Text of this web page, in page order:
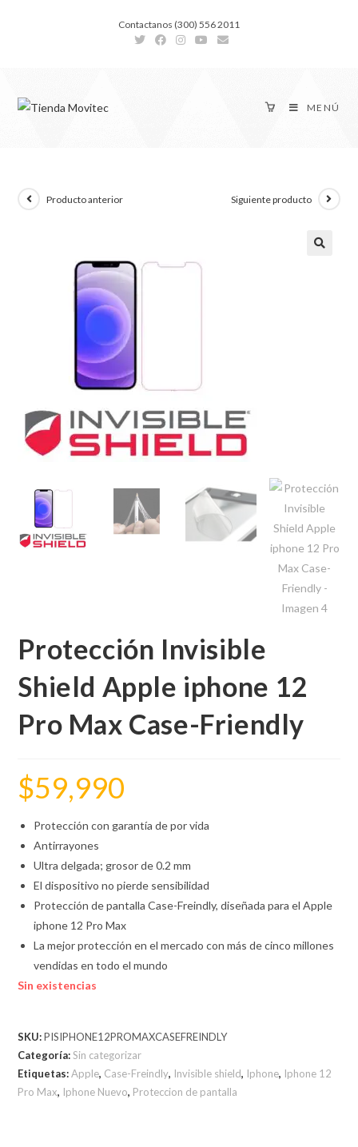
Contactanos (300) 556 2011
MENÚ
Producto anterior Siguiente producto
Protección Invisible
Shield Apple iphone 12
Pro Max Case-Friendly
$59,990
Protección con garantía de por vida
Antirrayones
Ultra delgada; grosor de 0.2 mm
El dispositivo no pierde sensibilidad
Protección de pantalla Case-Freindly, diseñada para el Apple
iphone 12 Pro Max
La mejor protección en el mercado con más de cinco millones
vendidas en todo el mundo
Sin existencias
SKU:PISIPHONE12PROMAXCASEFREINDLY
Categoría:Sin categorizar
Etiquetas:Apple, Case-Freindly, Invisible shield, Iphone, Iphone 12
Pro Max, Iphone Nuevo, Proteccion de pantalla